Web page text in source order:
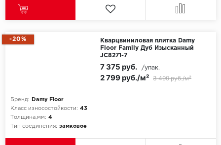
-20%
Кварцвиниловая плитка Damy
Floor Family Дуб Изысканный
JC8271-7
Бренд:
Damy Floor
Класс износостойкости: 43
Толщина,мм: 4
Тип соединения: замковое
2 799 руб./м² 3 499 руб./м²
7 375 руб. /упак.